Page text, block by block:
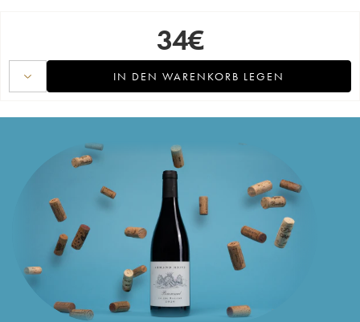
34€
IN DEN WARENKORB LEGEN